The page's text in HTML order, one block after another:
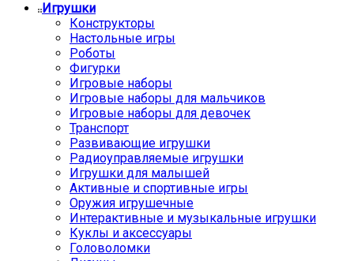
Игрушки
Конструкторы
Настольные игры
Роботы
Фигурки
Игровые наборы
Игровые наборы для мальчиков
Игровые наборы для девочек
Транспорт
Развивающие игрушки
Радиоуправляемые игрушки
Игрушки для малышей
Активные и спортивные игры
Оружия игрушечные
Интерактивные и музыкальные игрушки
Куклы и аксессуары
Головоломки